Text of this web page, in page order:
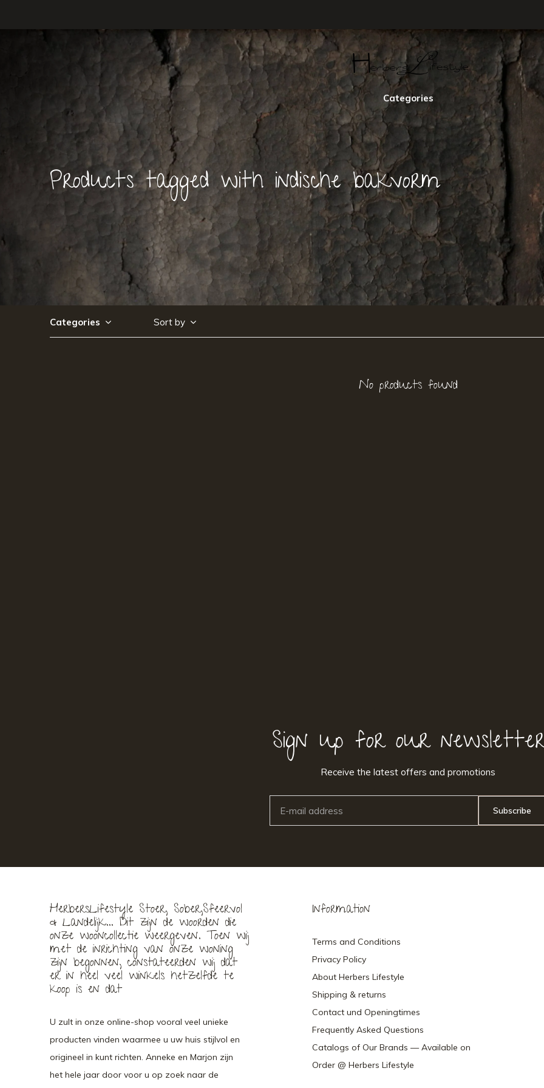
Categories
Products tagged with indische bakvorm
Categories Sort by
No products found
Sign up for our
Receive the latest offers and promotions
Subscribe
HerbersLifestyle Stoer, Sober,Sfeervol
& Landelijk... Dit zijn de woorden die
onze wooncollectie weergeven. Toen wij
met de inrichting van onze woning
zijn begonnen, constateerden wij dat
er in heel veel winkels hetzelfde te
koop is en dat
U zult in onze online-shop vooral veel unieke
producten vinden waarmee u uw huis stijlvol en
origineel in kunt richten. Anneke en Marjon zijn
het hele jaar door voor u op zoek naar de
Information
Terms and Conditions
Privacy Policy
About Herbers Lifestyle
Shipping & returns
Contact und Openingtimes
Frequently Asked Questions
Catalogs of Our Brands — Available on
Order @ Herbers Lifestyle